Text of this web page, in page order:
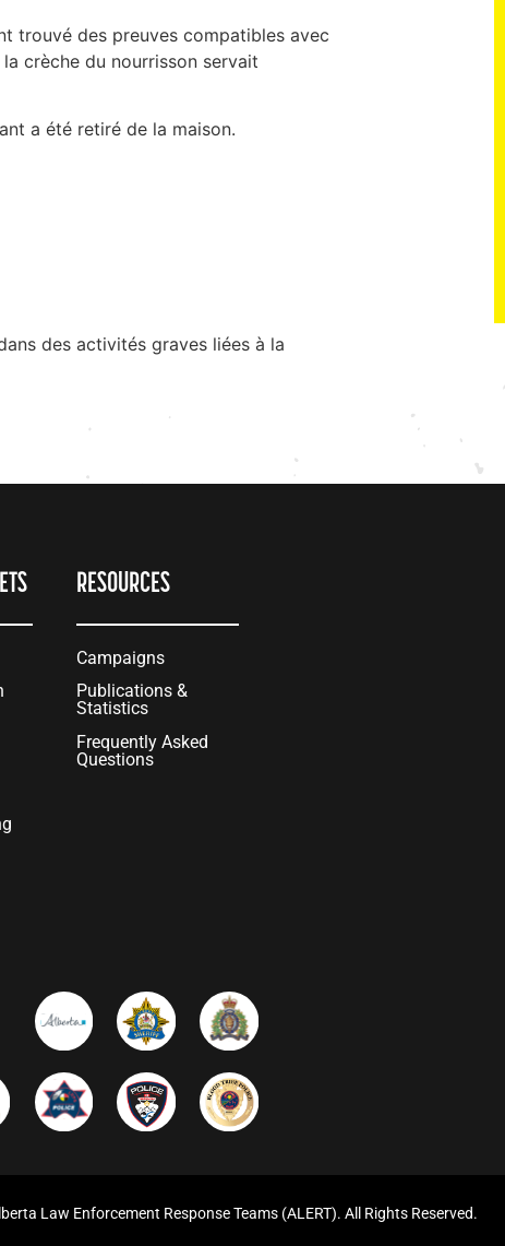
trouvé des preuves compatibles avec
crèche du nourrisson servait
a été retiré de la maison.
des activités graves liées à la
RESOURCES
Campaigns
Publications &
Statistics
Frequently Asked
Questions
Law Enforcement Response Teams (ALERT). All Rights Reserved.